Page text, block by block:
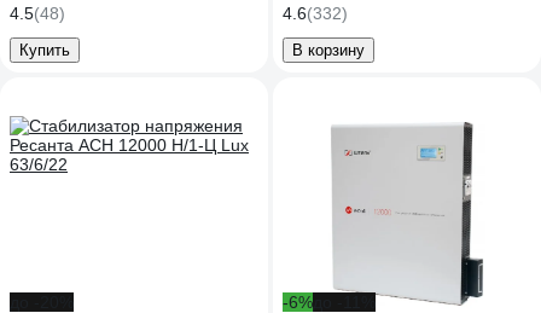
4.5(48)
Купить
4.6(332)
В корзину
-6%